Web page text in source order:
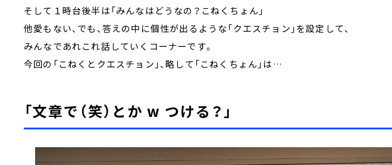
そして１時台後半は「みんなはどうなの？こねくちょん」
他愛もない、でも、答えの中に個性が出るような「クエスチョン」を設定して、
みんなであれこれ話していくコーナーです。
今回の「こねくとクエスチョン」、略して「こねくちょん」は…
「文章で（笑）とか w つける？」